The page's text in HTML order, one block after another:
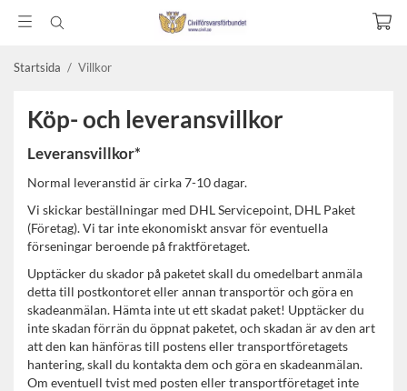
Startsida / Villkor
Köp- och leveransvillkor
Leveransvillkor*
Normal leveranstid är cirka 7-10 dagar.
Vi skickar beställningar med DHL Servicepoint, DHL Paket
(Företag).Vi tar inte ekonomiskt ansvar för eventuella
förseningar beroende på fraktföretaget.
Upptäcker du skador på paketet skall du omedelbart anmäla
detta till postkontoret eller annan transportör och göra en
skadeanmälan. Hämta inte ut ett skadat paket! Upptäcker du
inte skadan förrän du öppnat paketet, och skadan är av den art
att den kan hänföras till postens eller transportföretagets
hantering, skall du kontakta dem och göra en skadeanmälan.
Om eventuell tvist med posten eller transportföretaget inte